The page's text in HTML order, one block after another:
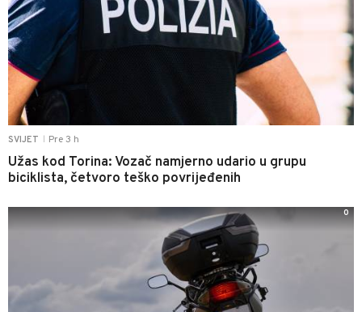
SVIJET Pre 3 h
Užas kod Torina: Vozač namjerno udario u grupu
biciklista, četvoro teško povrijeđenih
0